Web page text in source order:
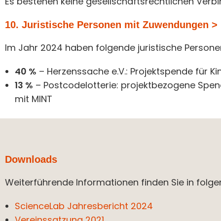
10. Juristische Personen mit Zuwendungen >
Im Jahr 2024 haben folgende juristische
40 % – Herzenssache e.V.: Projektspende für
13 % – Postcodelotterie: projektbezogene
mit MINT
Downloads
Weiterführende Informationen finden Sie in
ScienceLab Jahresbericht 2024